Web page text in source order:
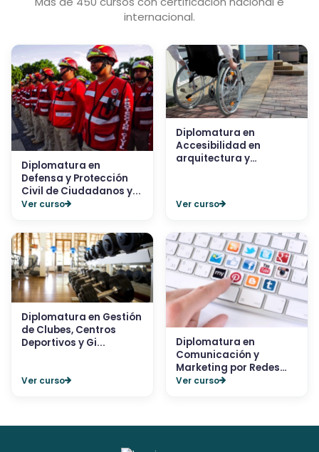
internacional.
Diplomatura en
Defensa y Protección
Civil de Ciudadanos y...
Ver curso
Diplomatura en
Accesibilidad en
arquitectura y
Ver curso
Diplomatura en Gestión
de Clubes, Centros
Deportivos y Gi...
Ver curso
Diplomatura en
Comunicación y
Marketing por Redes
Sociale...
Ver curso